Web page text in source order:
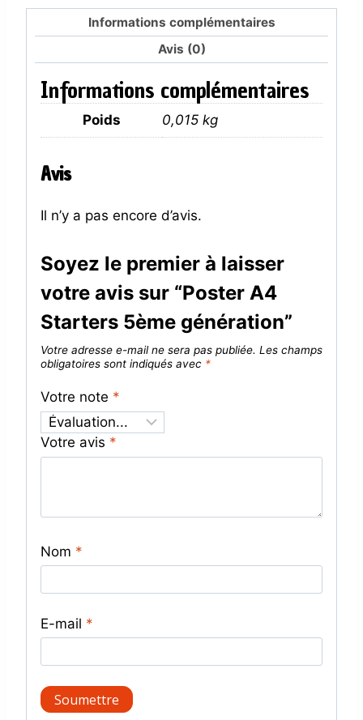
génération
Informations complémentaires
Avis (0)
Informations complémentaires
Poids 0,015 kg
Avis
Il n’y a pas encore d’avis.
Soyez le premier à laisser
votre avis sur “Poster A4
Starters 5ème génération”
Votre adresse e-mail ne sera pas publiée. Les champs
obligatoires sont indiqués avec *
Votre note *
Votre avis *
Nom *
E-mail *